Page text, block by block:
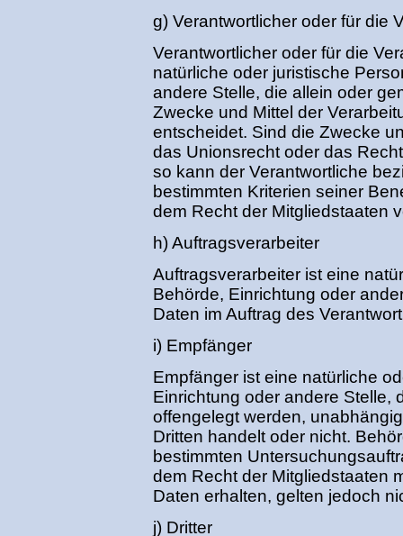
g) Verantwortlicher oder für die
Verantwortlicher oder für die
natürliche oder juristische
andere Stelle, die allein oder
Zwecke und Mittel der
entscheidet. Sind die Zwecke
das Unionsrecht oder das
so kann der Verantwortliche
bestimmten Kriterien seiner
dem Recht der Mitgliedstaaten
h) Auftragsverarbeiter
Auftragsverarbeiter ist eine
Behörde, Einrichtung oder
Daten im Auftrag des
i) Empfänger
Empfänger ist eine natürliche
Einrichtung oder andere Stelle,
offengelegt werden,
Dritten handelt oder nicht.
bestimmten
dem Recht der Mitgliedstaaten
Daten erhalten, gelten jedoch
j) Dritter